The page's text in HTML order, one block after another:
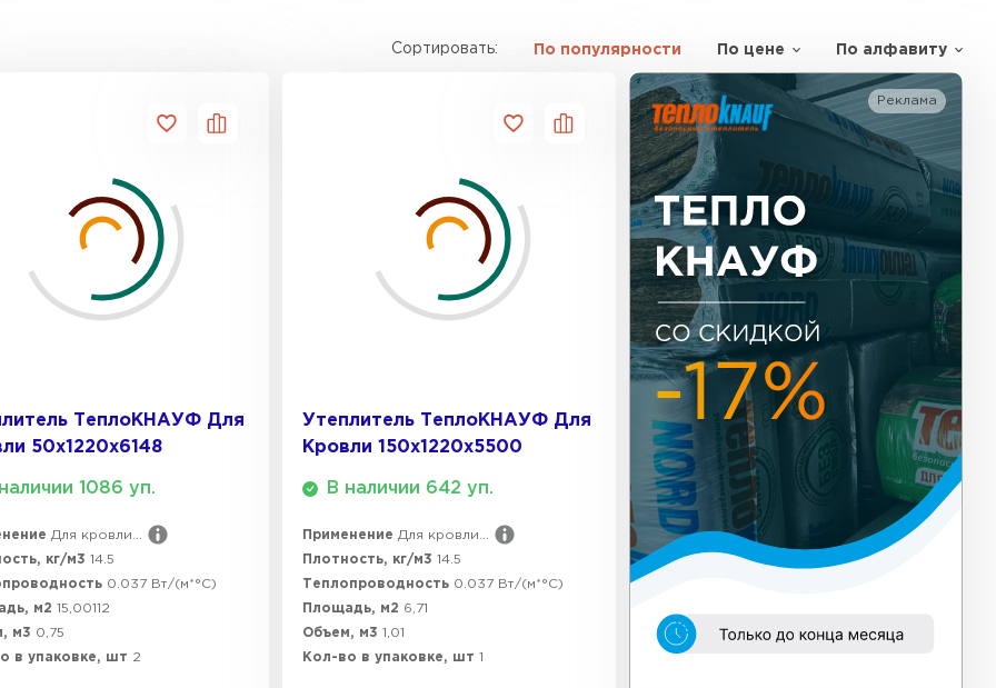
Сортировать: По популярности По цене По алфавиту
ТеплоКНАУФ Для
50х1220х6148
1086 уп.
Для кровли...
кг/м3 14.5
0.037 Вт/(м*°C)
м2 15,00112
м3 0,75
в упаковке, шт 2
Утеплитель ТеплоКНАУФ Для
Кровли 150х1220х5500
В наличии 642 уп.
Применение Для кровли...
Плотность, кг/м3 14.5
Теплопроводность 0.037 Вт/(м*°C)
Площадь, м2 6,71
Объем, м3 1,01
Кол-во в упаковке, шт 1
Реклама
Утеплитель Дирок
ПЕРЕЙТИ
Утеплитель Тизол
ПЕРЕЙТИ
Утеплитель Xotpipe
ПЕРЕЙТИ